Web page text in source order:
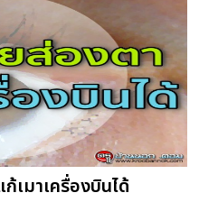
เมาเครื่องบินได้